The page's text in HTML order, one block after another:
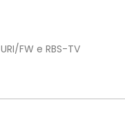
FW e RBS-TV